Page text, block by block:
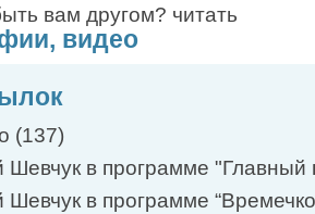
вам другом? читать
видео
(137)
в программе "Главный
в программе